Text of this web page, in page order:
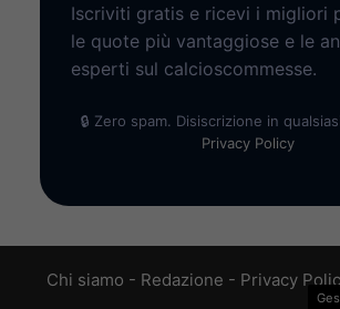
Iscriviti gratis e ricevi i migliori
le quote più vantaggiose e le
esperti sul calcioscommesse.
🔒 Zero spam. Disiscrizione in
Privacy Policy
Chi siamo - Redazione - Privacy